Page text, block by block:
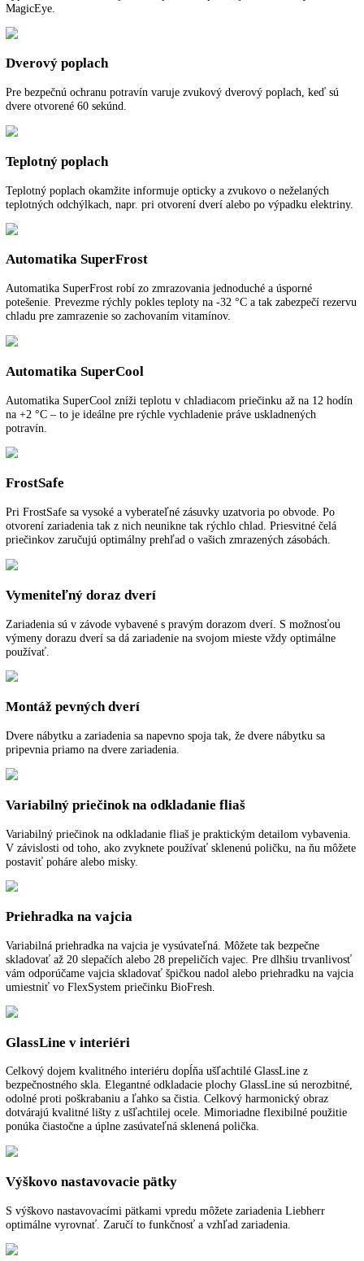
Výkonný systém PowerCooling sa postará o rýchle vychladenie
uloženého tovaru a rovnomernú teplotu chladenia v celom interiéri.
a viaže nepríjemné pachy. Funkcia pripomienok v riadení indikuje,
VarioSpace
dvojitými dnami vznikne VarioSpace, čo je praktický systém pre
mimoriadne vysoký úložný priestor.
Detská poistka
Detská poistka sa dá naprogramovať tak, aby zabránila
vypnutiu zariadenia. Ak je detská poistka zapnutá, je zobrazená
MagicEye.
Dverový poplach
Pre bezpečnú ochranu potravín varuje zvukový dverový poplach, keď
Teplotný poplach
Teplotný poplach okamžite informuje opticky a zvukovo o
Automatika SuperFrost
Automatika SuperFrost robí zo zmrazovania jednoduché a úsporné
chladu pre zamrazenie so zachovaním vitamínov.
Automatika SuperCool
Automatika SuperCool zníži teplotu v chladiacom priečinku až na 12
na +2 °C – to je ideálne pre rýchle vychladenie práve uskladnených
potravín.
FrostSafe
Pri FrostSafe sa vysoké a vyberateľné zásuvky uzatvoria po obvode.
otvorení zariadenia tak z nich neunikne tak rýchlo chlad. Priesvitné
priečinkov zaručujú optimálny prehľad o vašich zmrazených
Vymeniteľný doraz dverí
Zariadenia sú v závode vybavené s pravým dorazom dverí. S
výmeny dorazu dverí sa dá zariadenie na svojom mieste vždy
používať.
Dvere nábytku a zariadenia sa napevno spoja tak, že dvere nábytku sa
pripevnia priamo na dvere zariadenia.